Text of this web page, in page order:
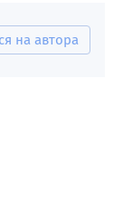
на автора